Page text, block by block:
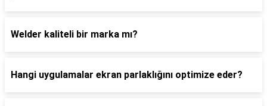
Welder kaliteli bir marka mı?
Hangi uygulamalar ekran parlaklığını optimize eder?